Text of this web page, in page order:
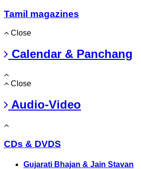
Tamil magazines
Close
Calendar & Panchang
Close
Audio-Video
CDs & DVDS
Gujarati Bhajan & Jain Stavan